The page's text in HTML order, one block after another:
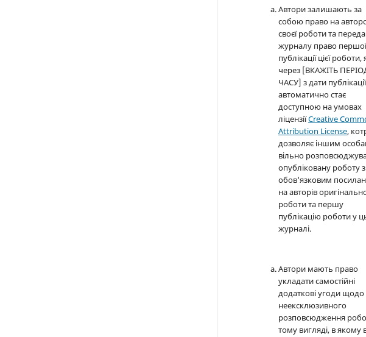
Автори залишають за
собою право на
своєї роботи та
журналу право
публікації цієї роботи,
через [ВКАЖІТЬ
ЧАСУ] з дати публікації
автоматично стає
доступною на умовах
ліцензіїCreative
Attribution License,
дозволяє іншим
вільно
опубліковану роботу з
обов'язковим
на авторів
роботи та першу
публікацію роботи у
журналі.
Автори мають право
укладати самостійні
додаткові угоди щодо
неексклюзивного
розповсюдження
тому вигляді, в якому